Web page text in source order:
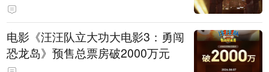
电影《汪汪队立大功大电影3：勇闯
恐龙岛》预售总票房破2000万元